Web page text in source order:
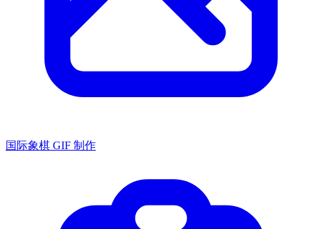
国际象棋 GIF 制作